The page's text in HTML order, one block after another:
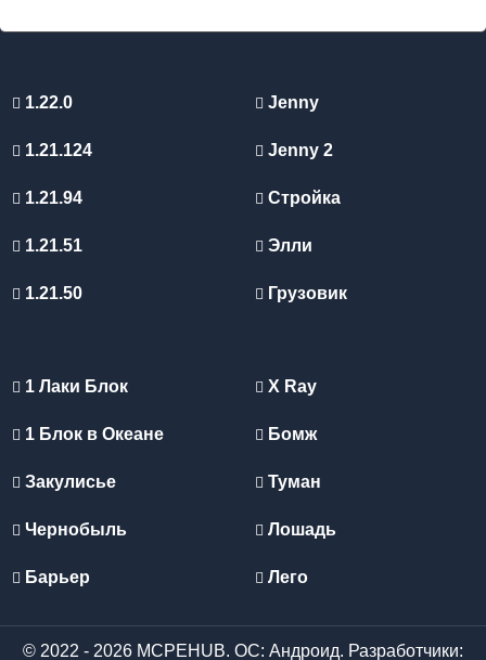
1.22.0
1.21.124
1.21.94
1.21.51
1.21.50
Jenny
Jenny 2
Стройка
Элли
Грузовик
1 Лаки Блок
1 Блок в Океане
Закулисье
Чернобыль
Барьер
X Ray
Бомж
Туман
Лошадь
Лего
© 2022 - 2026 MCPEHUB. ОС: Андроид. Разработчики: